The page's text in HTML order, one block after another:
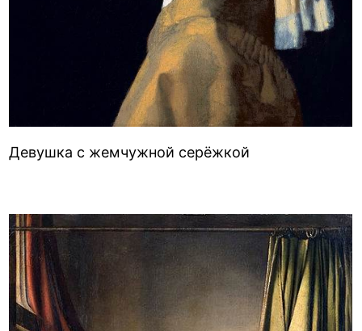
Девушка с жемчужной серёжкой